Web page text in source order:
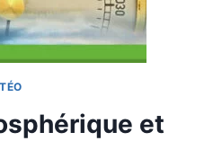
et